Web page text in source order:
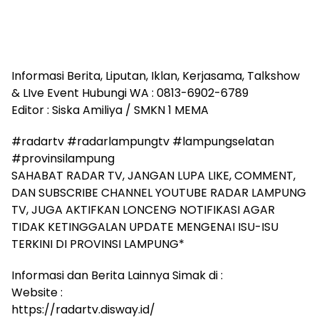
Informasi Berita, Liputan, Iklan, Kerjasama, Talkshow
& LIve Event Hubungi WA : 0813-6902-6789
Editor : Siska Amiliya / SMKN 1 MEMA
#radartv #radarlampungtv #lampungselatan
#provinsilampung
SAHABAT RADAR TV, JANGAN LUPA LIKE, COMMENT,
DAN SUBSCRIBE CHANNEL YOUTUBE RADAR LAMPUNG
TV, JUGA AKTIFKAN LONCENG NOTIFIKASI AGAR
TIDAK KETINGGALAN UPDATE MENGENAI ISU-ISU
TERKINI DI PROVINSI LAMPUNG*
Informasi dan Berita Lainnya Simak di :
Website :
https://radartv.disway.id/